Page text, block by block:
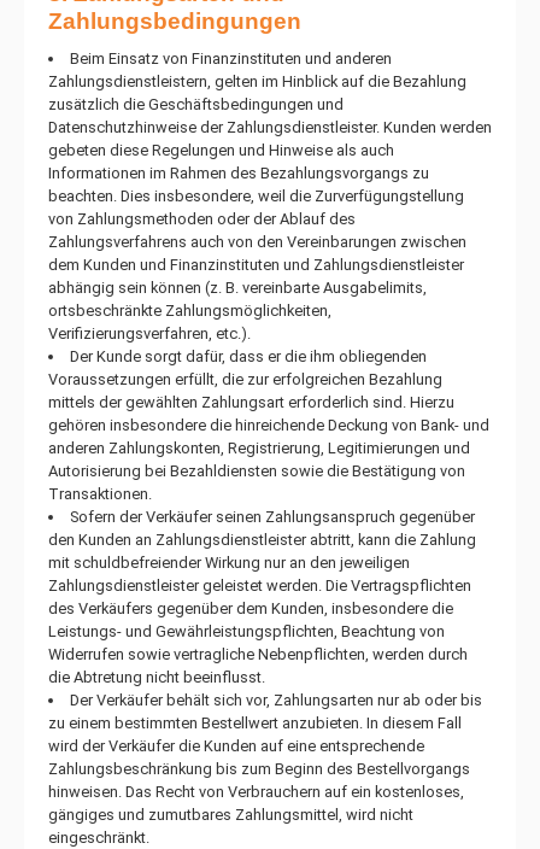
Zahlungsbedingungen
Beim Einsatz von Finanzinstituten und anderen
Zahlungsdienstleistern, gelten im Hinblick auf die Bezahlung
zusätzlich die Geschäftsbedingungen und
Datenschutzhinweise der Zahlungsdienstleister. Kunden werden
gebeten diese Regelungen und Hinweise als auch
Informationen im Rahmen des Bezahlungsvorgangs zu
beachten. Dies insbesondere, weil die Zurverfügungstellung
von Zahlungsmethoden oder der Ablauf des
Zahlungsverfahrens auch von den Vereinbarungen zwischen
dem Kunden und Finanzinstituten und Zahlungsdienstleister
abhängig sein können (z. B. vereinbarte Ausgabelimits,
ortsbeschränkte Zahlungsmöglichkeiten,
Verifizierungsverfahren, etc.).
Der Kunde sorgt dafür, dass er die ihm obliegenden
Voraussetzungen erfüllt, die zur erfolgreichen Bezahlung
mittels der gewählten Zahlungsart erforderlich sind. Hierzu
gehören insbesondere die hinreichende Deckung von Bank- und
anderen Zahlungskonten, Registrierung, Legitimierungen und
Autorisierung bei Bezahldiensten sowie die Bestätigung von
Transaktionen.
Sofern der Verkäufer seinen Zahlungsanspruch gegenüber
den Kunden an Zahlungsdienstleister abtritt, kann die Zahlung
mit schuldbefreiender Wirkung nur an den jeweiligen
Zahlungsdienstleister geleistet werden. Die Vertragspflichten
des Verkäufers gegenüber dem Kunden, insbesondere die
Leistungs- und Gewährleistungspflichten, Beachtung von
Widerrufen sowie vertragliche Nebenpflichten, werden durch
die Abtretung nicht beeinflusst.
Der Verkäufer behält sich vor, Zahlungsarten nur ab oder bis
zu einem bestimmten Bestellwert anzubieten. In diesem Fall
wird der Verkäufer die Kunden auf eine entsprechende
Zahlungsbeschränkung bis zum Beginn des Bestellvorgangs
hinweisen. Das Recht von Verbrauchern auf ein kostenloses,
gängiges und zumutbares Zahlungsmittel, wird nicht
eingeschränkt.